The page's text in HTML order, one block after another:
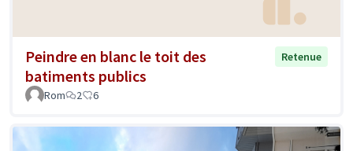
Peindre en blanc le toit des
batiments publics
Retenue
Rom 2 6